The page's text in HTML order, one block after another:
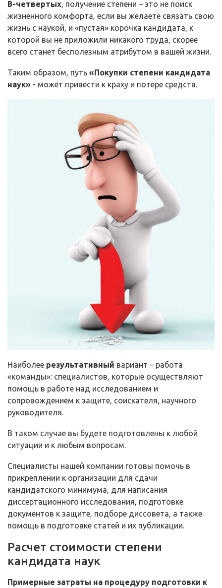
В-четвертых, получение степени – это не поиск
жизненного комфорта, если вы желаете связать свою
жизнь с наукой, и «пустая» корочка кандидата, к
которой вы не приложили никакого труда, скорее
всего станет бесполезным атрибутом в вашей жизни.
Таким образом, путь «Покупки степени кандидата
наук» - может привести к краху и потере средств.
Наиболее результативный вариант – работа
«команды»: специалистов, которые осуществляют
помощь в работе над исследованием и
сопровождением к защите, соискателя, научного
руководителя.
В таком случае вы будете подготовлены к любой
ситуации и к любым вопросам.
Специалисты нашей компании готовы помочь в
прикреплении к организации для сдачи
кандидатского минимума, для написания
диссертационного исследования, подготовке
документов к защите, подборе диссовета, а также
помощь в подготовке статей и их публикации.
Расчет стоимости степени
кандидата наук
Примерные затраты на процедуру подготовки к